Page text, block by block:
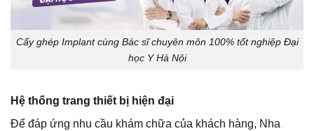
Cấy ghép Implant cùng Bác sĩ chuyên môn 100% tốt nghiệp Đại
học Y Hà Nội
Hệ thống trang thiết bị hiện đại
Để đáp ứng nhu cầu khám chữa của khách hàng, Nha